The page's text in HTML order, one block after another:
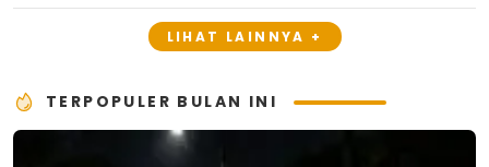
LIHAT LAINNYA +
TERPOPULER BULAN INI